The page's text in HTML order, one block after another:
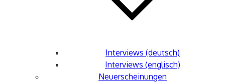
Interviews (deutsch)
Interviews (englisch)
Neuerscheinungen